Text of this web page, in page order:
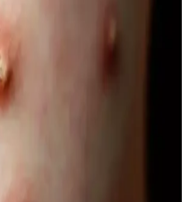
önemini vurguluyor.
Le Petit
Ürünleri
ürünleri, cilt sağlığı ve
ilham alan formülleri
çeşitli boyut ve fiyat
Doğal ve